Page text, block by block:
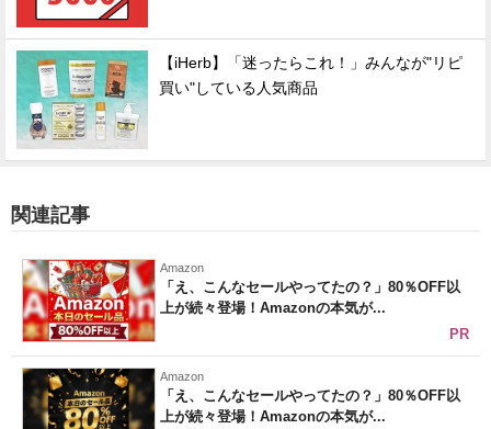
【iHerb】「迷ったらこれ！」みんなが"リピ
買い"している人気商品
関連記事
Amazon
「え、こんなセールやってたの？」80％OFF以
上が続々登場！Amazonの本気が...
PR
Amazon
「え、こんなセールやってたの？」80％OFF以
上が続々登場！Amazonの本気が...